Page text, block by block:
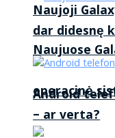
Naujuose
operacinė
Naujoji
dar didesnę
Android
– ar verta?